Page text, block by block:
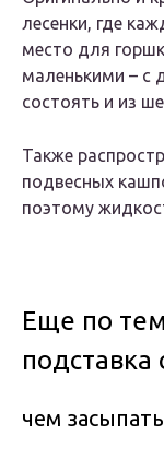
лесенки, где
место для
маленькими – с
состоять и из
Также
подвесных
поэтому
Еще по
подставка
чем